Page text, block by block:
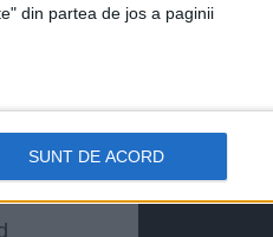
din partea de jos a paginii
SUNT DE ACORD